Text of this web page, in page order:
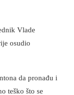
Vlade
osudio
da pronađu i
teško što se